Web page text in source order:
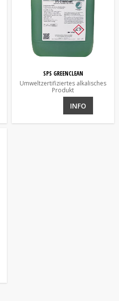
SPS GREENCLEAN
Umweltzertifiziertes alkalisches
Produkt
INFO